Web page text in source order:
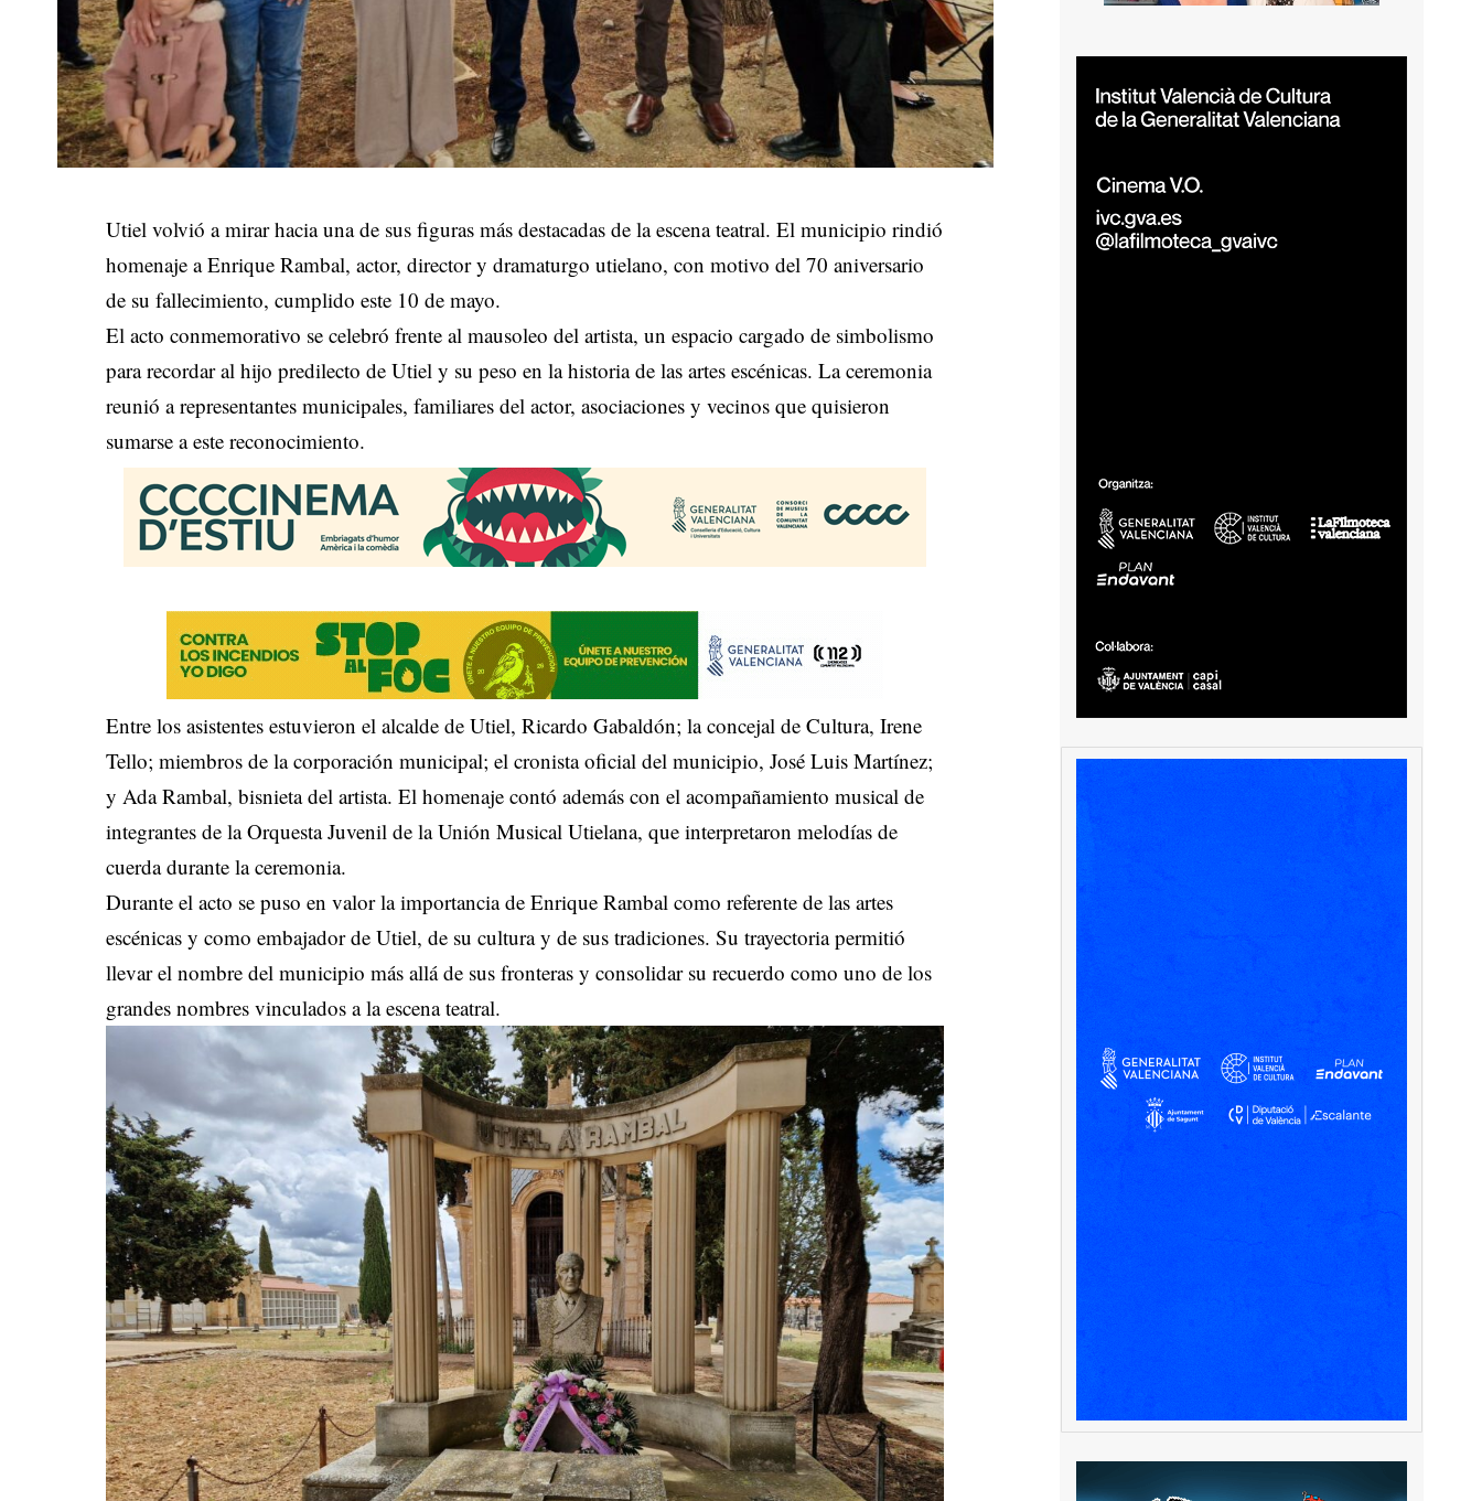
Utiel volvió a mirar hacia una de sus figuras más destacadas de la escena teatral. El municipio rindió
homenaje a Enrique Rambal, actor, director y dramaturgo utielano, con motivo del 70 aniversario
de su fallecimiento, cumplido este 10 de mayo.
El acto conmemorativo se celebró frente al mausoleo del artista, un espacio cargado de simbolismo
para recordar al hijo predilecto de Utiel y su peso en la historia de las artes escénicas. La ceremonia
reunió a representantes municipales, familiares del actor, asociaciones y vecinos que quisieron
sumarse a este reconocimiento.
Entre los asistentes estuvieron el alcalde de Utiel, Ricardo Gabaldón; la concejal de Cultura, Irene
Tello; miembros de la corporación municipal; el cronista oficial del municipio, José Luis Martínez;
y Ada Rambal, bisnieta del artista. El homenaje contó además con el acompañamiento musical de
integrantes de la Orquesta Juvenil de la Unión Musical Utielana, que interpretaron melodías de
cuerda durante la ceremonia.
Durante el acto se puso en valor la importancia de Enrique Rambal como referente de las artes
escénicas y como embajador de Utiel, de su cultura y de sus tradiciones. Su trayectoria permitió
llevar el nombre del municipio más allá de sus fronteras y consolidar su recuerdo como uno de los
grandes nombres vinculados a la escena teatral.